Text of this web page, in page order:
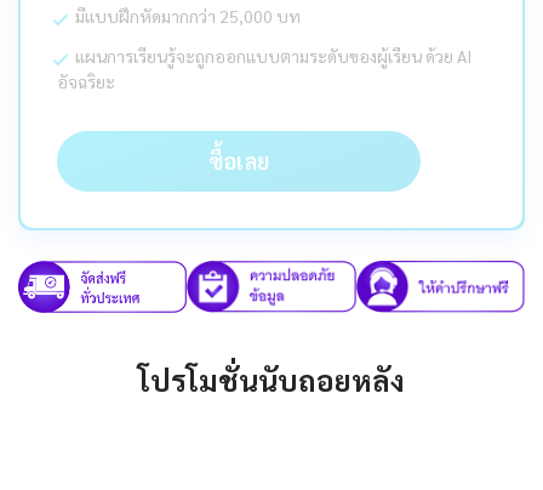
มีแบบฝึกหัดมากกว่า 25,000 บท
แผนการเรียนรู้จะถูกออกแบบตามระดับของผู้เรียน ด้วย AI
อัจฉริยะ
ซื้อเลย
โปรโมชั่นนับถอยหลัง